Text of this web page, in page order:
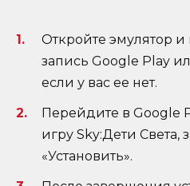
Откройте эмулятор
запись Google Play
если у вас ее нет.
Перейдите в Google
игру Sky:Дети Света,
«Установить».